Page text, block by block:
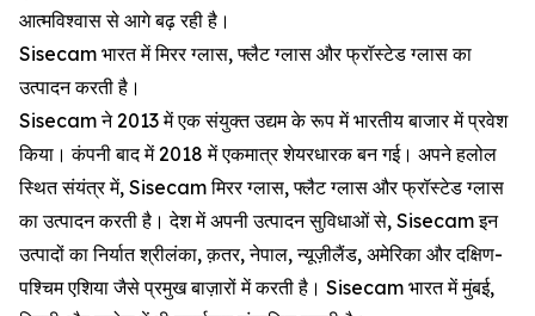
आत्मविश्वास से आगे बढ़ रही है।
Sisecam भारत में मिरर ग्लास, फ्लैट ग्लास और फ्रॉस्टेड ग्लास का
उत्पादन करती है।
Sisecam ने 2013 में एक संयुक्त उद्यम के रूप में भारतीय बाजार में प्रवेश
किया। कंपनी बाद में 2018 में एकमात्र शेयरधारक बन गई। अपने हलोल
स्थित संयंत्र में, Sisecam मिरर ग्लास, फ्लैट ग्लास और फ्रॉस्टेड ग्लास
का उत्पादन करती है। देश में अपनी उत्पादन सुविधाओं से, Sisecam इन
उत्पादों का निर्यात श्रीलंका, क़तर, नेपाल, न्यूज़ीलैंड, अमेरिका और दक्षिण-
पश्चिम एशिया जैसे प्रमुख बाज़ारों में करती है। Sisecam भारत में मुंबई,